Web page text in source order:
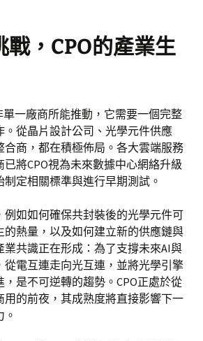
戰，CPO的產業生
單一廠商所能推動，它需要一個完整
。從晶片設計公司、光學元件供應
合商，都在積極佈局。各大雲端服務
將CPO視為未來數據中心網絡升級
定相關標準與進行早期測試。
例如如何確保共封裝後的光學元件可
的熱量，以及如何建立新的供應鏈與
業共識正在形成：為了支撐未來AI與
從電互連走向光互連，並將光學引擎
是不可逆轉的趨勢。CPO正處於從
用的前夜，其成熟度將直接影響下一